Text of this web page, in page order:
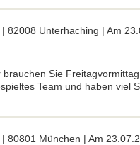
82008 Unterhaching | Am
Sie
Team und haben viel
80801 München | Am